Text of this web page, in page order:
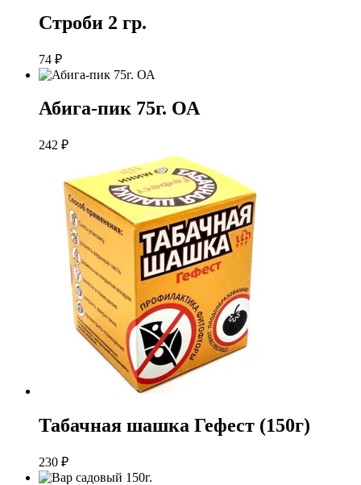
Строби 2 гр.
74 ₽
Абига-пик 75г. ОА
242 ₽
Табачная шашка Гефест (150г)
230 ₽